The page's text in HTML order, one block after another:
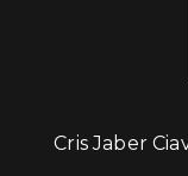
Cris Jaber